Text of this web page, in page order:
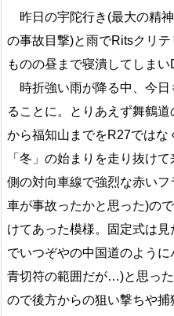
昨日の宇陀行き(最大の精
の事故目撃)と雨でRitsクリ
ものの昼まで寝潰してしまい
時折強い雨が降る中、今日
ることに。とりあえず舞鶴
から福知山までをR27では
「冬」の始まりを走り抜け
側の対向車線で強烈な赤い
車が事故ったかと思った)の
けてあった模様。固定式は
でいつぞやの中国道のよう
青切符の範囲だが…)と思っ
ので後方からの狙い撃ちや捕